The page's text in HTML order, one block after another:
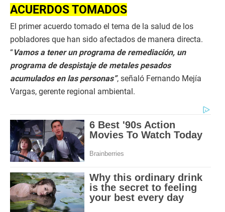
ACUERDOS TOMADOS
El primer acuerdo tomado el tema de la salud de los
pobladores que han sido afectados de manera directa.
“Vamos a tener un programa de remediación, un
programa de despistaje de metales pesados
acumulados en las personas”, señaló Fernando Mejía
Vargas, gerente regional ambiental.